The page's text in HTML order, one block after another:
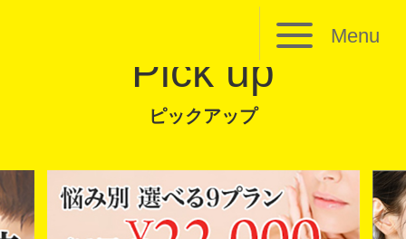
Menu
Pick up
ピックアップ